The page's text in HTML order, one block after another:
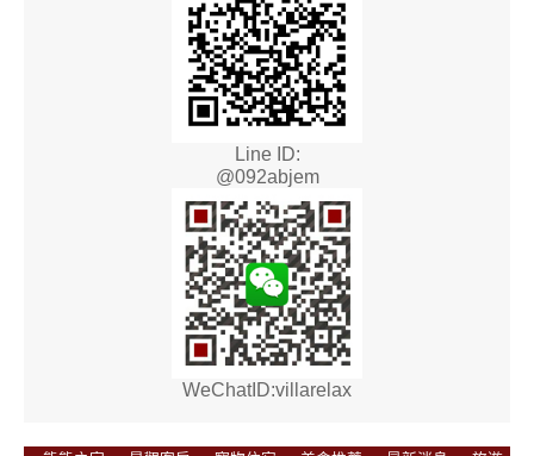
Line ID:
@092abjem
WeChatID:villarelax